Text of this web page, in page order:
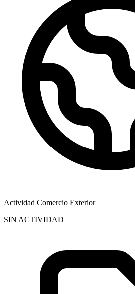
Actividad Comercio Exterior
SIN ACTIVIDAD